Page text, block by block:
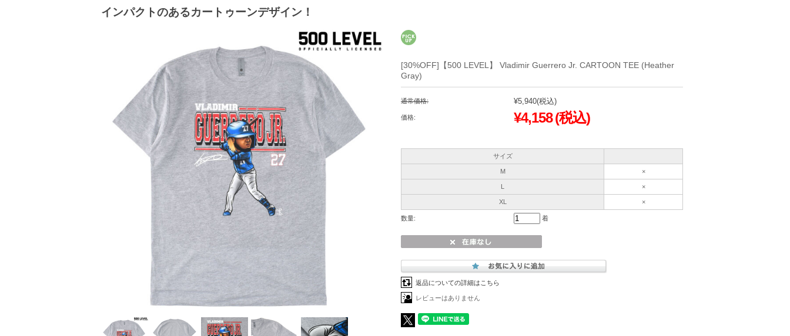
インパクトのあるカートゥーンデザイン！
[30%OFF]【500 LEVEL】 Vladimir Guerrero Jr. CARTOON TEE (Heather
Gray)
通常価格: ¥5,940(税込)
価格: ¥4,158(税込)
サイズ
M ×
L ×
XL ×
数量: 着
返品についての詳細はこちら
レビューはありません